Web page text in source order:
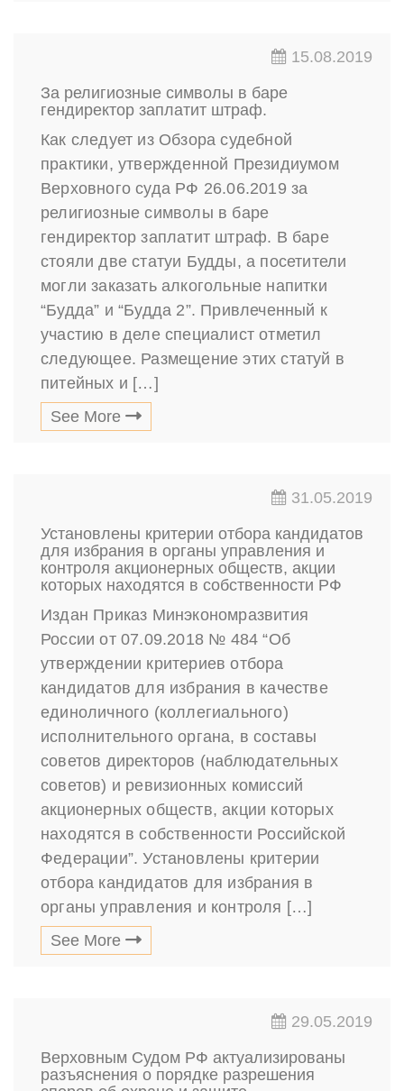
15.08.2019
За религиозные символы в баре
гендиректор заплатит штраф.
Как следует из Обзора судебной
практики, утвержденной Президиумом
Верховного суда РФ 26.06.2019 за
религиозные символы в баре
гендиректор заплатит штраф. В баре
стояли две статуи Будды, а посетители
могли заказать алкогольные напитки
“Будда” и “Будда 2”. Привлеченный к
участию в деле специалист отметил
следующее. Размещение этих статуй в
питейных и […]
See More
31.05.2019
Установлены критерии отбора кандидатов
для избрания в органы управления и
контроля акционерных обществ, акции
которых находятся в собственности РФ
Издан Приказ Минэкономразвития
России от 07.09.2018 № 484 “Об
утверждении критериев отбора
кандидатов для избрания в качестве
единоличного (коллегиального)
исполнительного органа, в составы
советов директоров (наблюдательных
советов) и ревизионных комиссий
акционерных обществ, акции которых
находятся в собственности Российской
Федерации”. Установлены критерии
отбора кандидатов для избрания в
органы управления и контроля […]
See More
29.05.2019
Верховным Судом РФ актуализированы
разъяснения о порядке разрешения